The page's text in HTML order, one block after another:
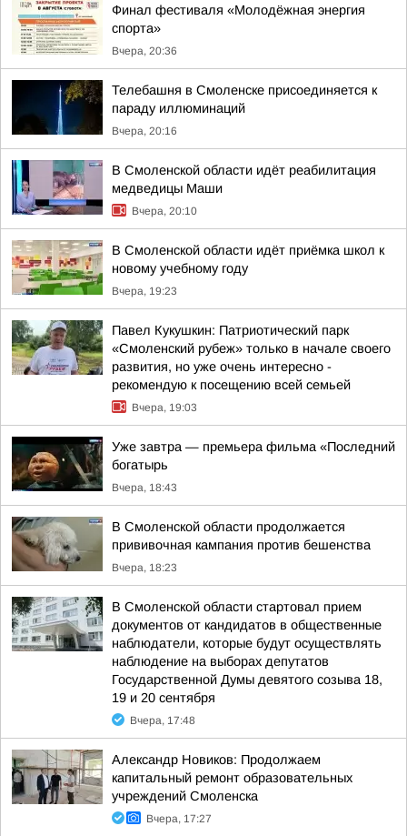
Финал фестиваля «Молодёжная энергия
спорта»
Вчера, 20:36
Телебашня в Смоленске присоединяется к
параду иллюминаций
Вчера, 20:16
В Смоленской области идёт реабилитация
медведицы Маши
Вчера, 20:10
В Смоленской области идёт приёмка школ к
новому учебному году
Вчера, 19:23
Павел Кукушкин: Патриотический парк
«Смоленский рубеж» только в начале своего
развития, но уже очень интересно -
рекомендую к посещению всей семьей
Вчера, 19:03
Уже завтра — премьера фильма «Последний
богатырь
Вчера, 18:43
В Смоленской области продолжается
прививочная кампания против бешенства
Вчера, 18:23
В Смоленской области стартовал прием
документов от кандидатов в общественные
наблюдатели, которые будут осуществлять
наблюдение на выборах депутатов
Государственной Думы девятого созыва 18,
19 и 20 сентября
Вчера, 17:48
Александр Новиков: Продолжаем
капитальный ремонт образовательных
учреждений Смоленска
Вчера, 17:27